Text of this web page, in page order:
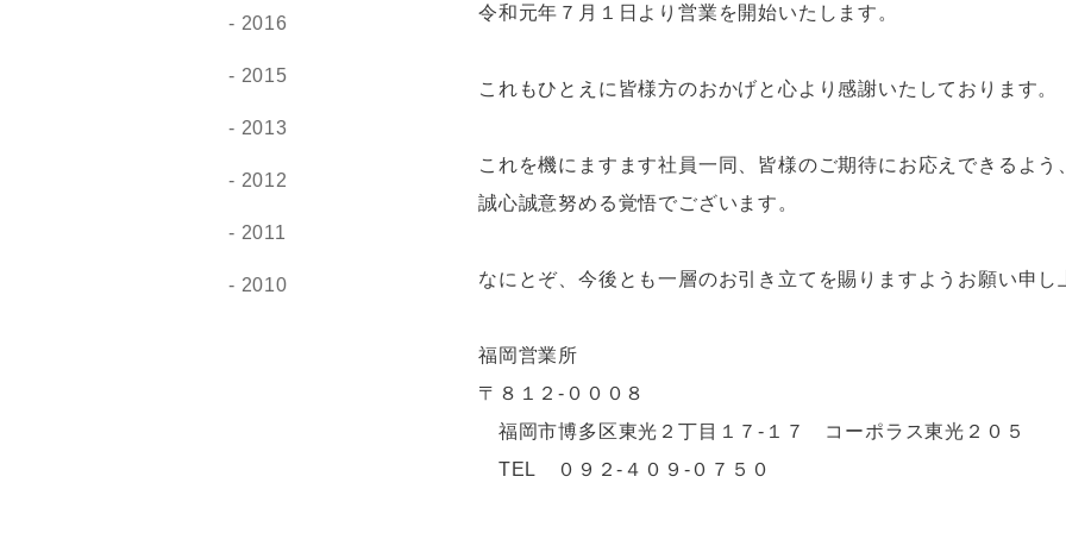
令和元年７月１日より営業を開始いたします。
これもひとえに皆様方のおかげと心より感謝いたしております。
これを機にますます社員一同、皆様のご期待にお応えできるよう、
誠心誠意努める覚悟でございます。
なにとぞ、今後とも一層のお引き立てを賜りますようお願い申
福岡営業所
〒８１２-０００８
福岡市博多区東光２丁目１７-１７ コーポラス東光２０５
TEL ０９２-４０９-０７５０
2016
2015
2013
2012
2011
2010